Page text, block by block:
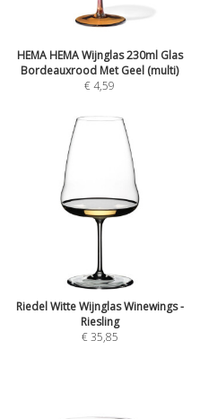
HEMA HEMA Wijnglas 230ml Glas
Bordeauxrood Met Geel (multi)
€4,59
Riedel Witte Wijnglas Winewings -
Riesling
€35,85